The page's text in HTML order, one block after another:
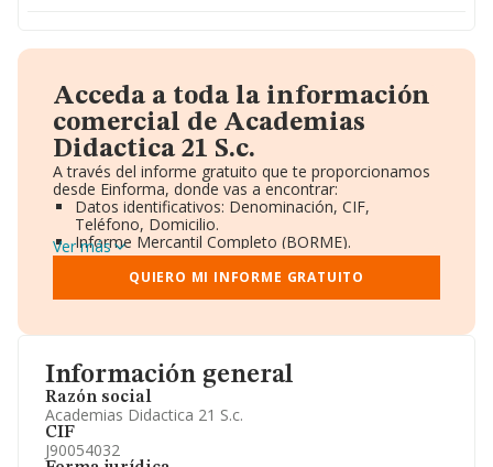
Información general
Razón social
Academias Didactica 21 S.c.
CIF
J90054032
Acceda a toda la información
comercial de Academias
Didactica 21 S.c.
A través del informe gratuito que te proporcionamos
desde Einforma, donde vas a encontrar:
Datos identificativos: Denominación, CIF,
Teléfono, Domicilio.
Informe Mercantil Completo (BORME).
Gráficos de Evolución Ventas y Empleados.
Consejo de Administración y Administradores.
Directivos y Ejecutivos.
Información oficial y registral complementaria.
Ver más
QUIERO MI INFORME GRATUITO